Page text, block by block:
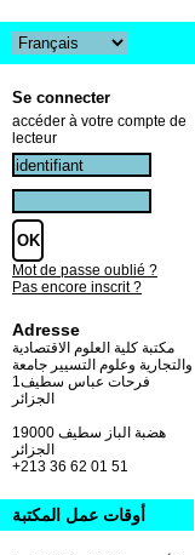
Se connecter
accéder à votre compte de
lecteur
Mot de passe oublié ?
Pas encore inscrit ?
Adresse
مكتبة كلية العلوم الاقتصادية
والتجارية وعلوم التسيير جامعة
فرحات عباس سطيف1
الجزائر
19000 هضبة الباز سطيف
+213 36 62 01 51
أوقات عمل المكتبة